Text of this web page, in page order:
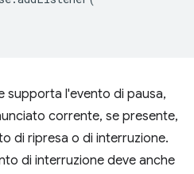
supporta l'evento di pausa,
corrente, se presente,
di ripresa o di interruzione.
di interruzione deve anche